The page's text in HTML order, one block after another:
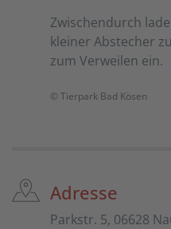
Zwischendurch
kleiner Abstecher
zum Verweilen ein.
© Tierpark Bad Kösen
Adresse
Parkstr. 5, 06628